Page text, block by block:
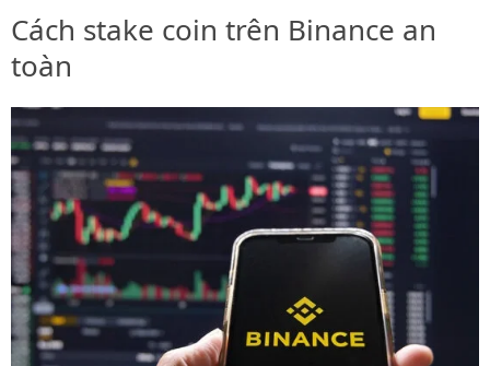
Cách stake coin trên Binance an
toàn